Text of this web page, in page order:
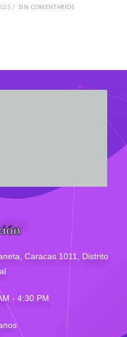
/ SIN COMENTARIOS
Caracas 1011, Distrito
- 4:30 PM